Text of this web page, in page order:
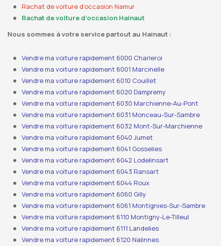
Rachat de voiture d’occasion Namur
Rachat de voiture d’occasion Hainaut
Nous sommes à votre service partout au Hainaut :
Vendre ma voiture rapidement 6000 Charleroi
Vendre ma voiture rapidement 6001 Marcinelle
Vendre ma voiture rapidement 6010 Couillet
Vendre ma voiture rapidement 6020 Dampremy
Vendre ma voiture rapidement 6030 Marchienne-Au-Pont
Vendre ma voiture rapidement 6031 Monceau-Sur-Sambre
Vendre ma voiture rapidement 6032 Mont-Sur-Marchienne
Vendre ma voiture rapidement 6040 Jumet
Vendre ma voiture rapidement 6041 Gosselies
Vendre ma voiture rapidement 6042 Lodelinsart
Vendre ma voiture rapidement 6043 Ransart
Vendre ma voiture rapidement 6044 Roux
Vendre ma voiture rapidement 6060 Gilly
Vendre ma voiture rapidement 6061 Montignies-Sur-Sambre
Vendre ma voiture rapidement 6110 Montigny-Le-Tilleul
Vendre ma voiture rapidement 6111 Landelies
Vendre ma voiture rapidement 6120 Nalinnes